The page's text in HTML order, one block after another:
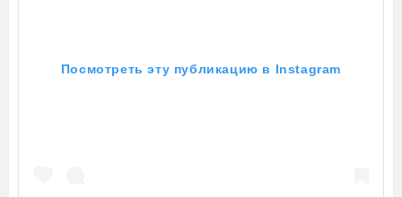
Посмотреть эту публикацию в Instagram